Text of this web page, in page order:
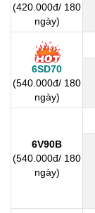
(420.000đ/ 180
ngày)
6SD70
(540.000đ/ 180
ngày)
6V90B
(540.000đ/ 180
ngày)